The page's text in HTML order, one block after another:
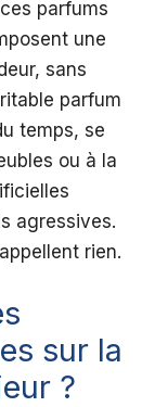
parfums
une
sans
parfum
temps, se
ou à la
agressives.
rien.
sur la
?